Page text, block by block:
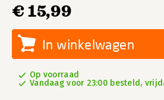
€ 15,99
In winkelwagen
Op voorraad
Vandaag voor 23:00 besteld,